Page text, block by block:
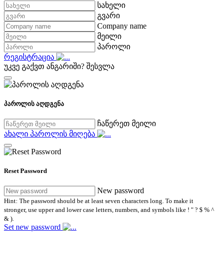
სახელი
გვარი
Company name
მეილი
პაროლი
რეგისტრაცია
უკვე გაქვთ ანგარიში? შესვლა
პაროლის აღდგენა
ჩაწერეთ მეილი
ახალი პაროლის მიღება
Reset Password
New password
Hint: The password should be at least seven characters long. To make it
stronger, use upper and lower case letters, numbers, and symbols like ! " ? $ % ^
& ).
Set new password